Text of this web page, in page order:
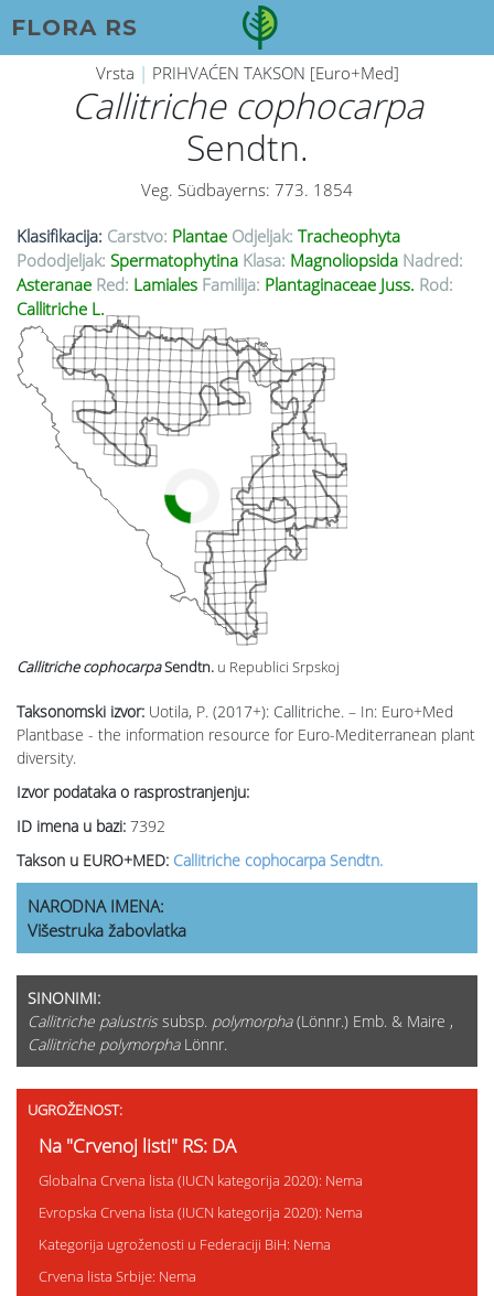
FLORA RS
Vrsta | PRIHVAĆEN TAKSON [Euro+Med]
Callitriche cophocarpa
Sendtn.
Veg. Südbayerns: 773. 1854
Klasifikacija: Carstvo: Plantae Odjeljak: Tracheophyta
Pododjeljak: Spermatophytina Klasa: Magnoliopsida Nadred:
Asteranae Red: Lamiales Familija: Plantaginaceae Juss. Rod:
Callitriche L.
Taksonomski izvor: Uotila, P. (2017+): Callitriche. – In: Euro+Med
Plantbase - the information resource for Euro-Mediterranean plant
diversity.
Izvor podataka o rasprostranjenju:
ID imena u bazi: 7392
Takson u EURO+MED: Callitriche cophocarpa Sendtn.
Callitriche cophocarpaSendtn. u Republici Srpskoj
NARODNA IMENA:
Višestruka žabovlatka
SINONIMI:
Callitriche palustris subsp. polymorpha(Lönnr.) Emb. & Maire ,
Callitriche polymorphaLönnr.
UGROŽENOST:
Na "Crvenoj listi" RS: DA
Globalna Crvena lista (IUCN kategorija 2020): Nema
Evropska Crvena lista (IUCN kategorija 2020): Nema
Kategorija ugroženosti u Federaciji BiH: Nema
Crvena lista Srbije: Nema